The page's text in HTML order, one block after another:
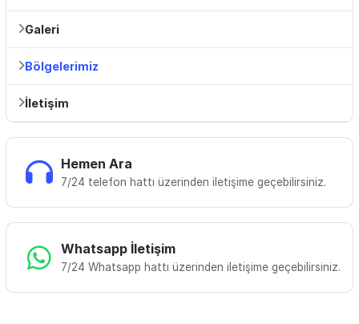
Galeri
Bölgelerimiz
İletişim
Hemen Ara
7/24 telefon hattı üzerinden iletişime geçebilirsiniz.
Whatsapp İletişim
7/24 Whatsapp hattı üzerinden iletişime geçebilirsiniz.